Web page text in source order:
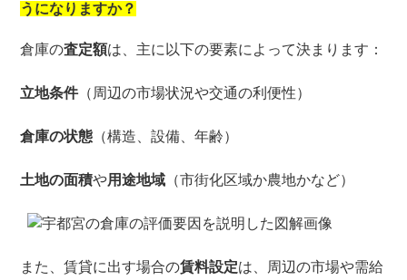
うになりますか？
倉庫の査定額は、主に以下の要素によって決まります：
立地条件（周辺の市場状況や交通の利便性）
倉庫の状態 （構造、設備、年齢）
土地の面積や用途地域 （市街化区域か農地かなど）
また、賃貸に出す場合の賃料設定は、周辺の市場や需給